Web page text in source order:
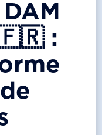
🇫🇷 :